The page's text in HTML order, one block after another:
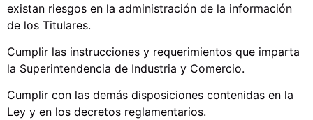
existan riesgos en la administración de la información
de los Titulares.
Cumplir las instrucciones y requerimientos que imparta
la Superintendencia de Industria y Comercio.
Cumplir con las demás disposiciones contenidas en la
Ley y en los decretos reglamentarios.